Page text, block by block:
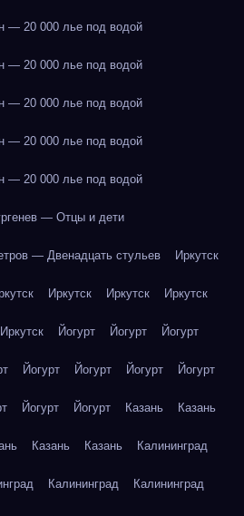
— 20 000 лье под водой
— 20 000 лье под водой
— 20 000 лье под водой
— 20 000 лье под водой
— 20 000 лье под водой
— Отцы и дети
— Двенадцать стульев Иркутск
Иркутск Иркутск Иркутск
Иркутск Йогурт Йогурт Йогурт
Йогурт Йогурт Йогурт Йогурт
Йогурт Йогурт Казань Казань
Казань Казань Калининград
Калининград Калининград